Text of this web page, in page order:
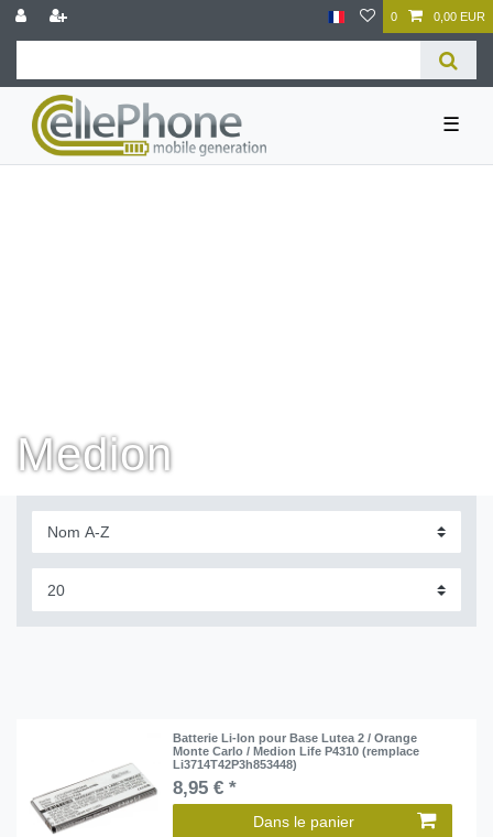
0 0,00 EUR
☰
Medion
Batterie Li-Ion pour Base Lutea 2 / Orange
Monte Carlo / Medion Life P4310 (remplace
Li3714T42P3h853448)
8,95 € *
Dans le panier